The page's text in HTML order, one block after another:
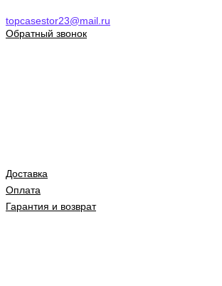
topcasestor23@mail.ru
Обратный звонок
Доставка
Оплата
Гарантия и возврат